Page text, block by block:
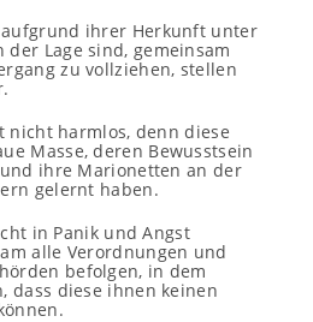
aufgrund ihrer Herkunft unter
Lage sind, gemeinsam
zu vollziehen, stellen
nicht harmlos, denn diese
Masse, deren Bewusstsein
ihre Marionetten an der
gelernt haben.
in Panik und Angst
alle Verordnungen und
befolgen, in dem
dass diese ihnen keinen